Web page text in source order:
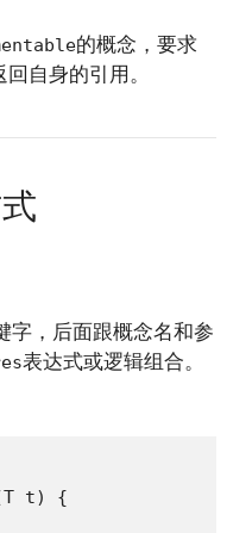
的概念，要求
自身的引用。
字，后面跟概念名和参
表达式或逻辑组合。
t) {